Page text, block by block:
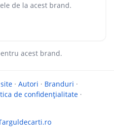
de la acest brand.
acest brand.
· Autori · Branduri ·
de confidențialitate ·